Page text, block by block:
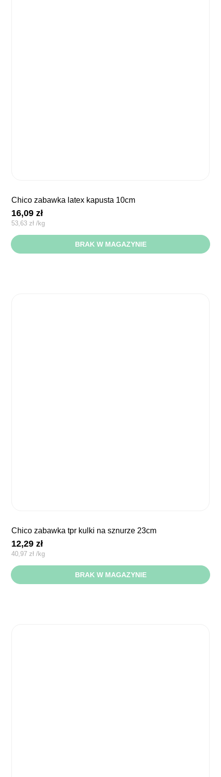
chico zabawka latex kapusta 10cm
16,09zł
53,63 zł /kg
BRAK W MAGAZYNIE
chico zabawka tpr kulki na sznurze 23cm
12,29zł
40,97 zł /kg
BRAK W MAGAZYNIE